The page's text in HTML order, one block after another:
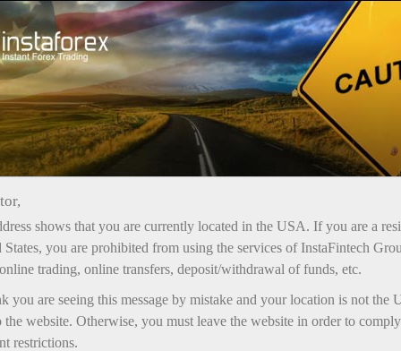
Акції
Бонуси ІнстаФорекс
Бонуси відрізняються один від одного
максимальним розміром, умовами зарахування
Прибуток, отриманий за допомогою будь-якого
бонусу, може бути виведений з рахунку без
shows that you are currently located in the USA. If you are a
States, you are prohibited from using the services of InstaFintech
trading, online transfers, deposit/withdrawal of funds, etc.
you are seeing this message by mistake and your location is not the
the website. Otherwise, you must leave the website in order to
restrictions.